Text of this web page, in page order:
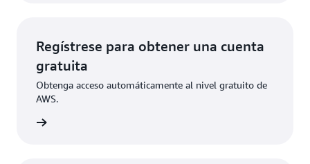
Regístrese para obtener una cuenta
gratuita
Obtenga acceso automáticamente al nivel gratuito de
AWS.